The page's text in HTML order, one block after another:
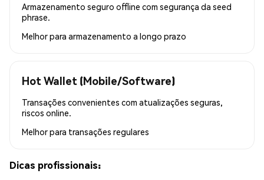
Armazenamento seguro offline com segurança da seed
phrase.
Melhor para armazenamento a longo prazo
Hot Wallet (Mobile/Software)
Transações convenientes com atualizações seguras,
riscos online.
Melhor para transações regulares
Dicas profissionais: